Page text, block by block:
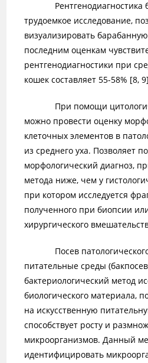
Рентгенодиагностика
трудоемкое исследование,
визуализировать
последним оценкам
рентгенодиагностики при
кошек составляет 55-58% [8,
При помощи
можно провести оценку
клеточных элементов в
из среднего уха. Позволяет
морфологический диагноз,
метода ниже, чем у
при котором исследуется
полученного при биопсии
хирургического
Посев патологического
питательные среды
бактериологический метод
биологического материала,
на искусственную
способствует росту и
микроорганизмов. Данный
идентифицировать